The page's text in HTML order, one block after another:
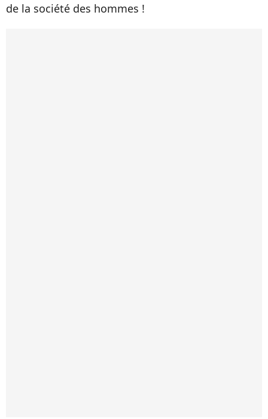
de la société des hommes !